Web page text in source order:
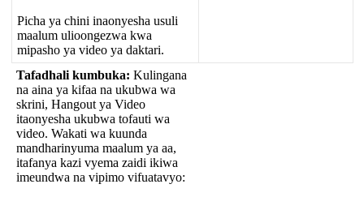
Picha ya chini inaonyesha usuli
maalum ulioongezwa kwa
mipasho ya video ya daktari.
Tafadhali kumbuka: Kulingana
na aina ya kifaa na ukubwa wa
skrini, Hangout ya Video
itaonyesha ukubwa tofauti wa
video. Wakati wa kuunda
mandharinyuma maalum ya aa,
itafanya kazi vyema zaidi ikiwa
imeundwa na vipimo vifuatavyo: